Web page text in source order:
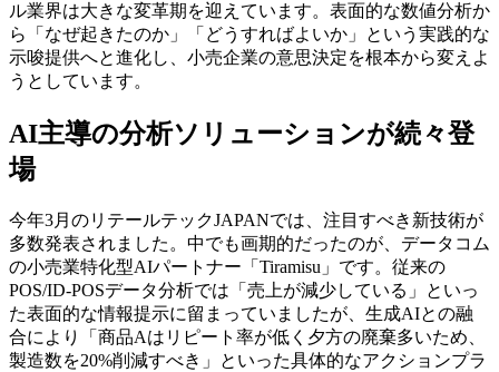
ル業界は大きな変革期を迎えています。表面的な数値分析か
ら「なぜ起きたのか」「どうすればよいか」という実践的な
示唆提供へと進化し、小売企業の意思決定を根本から変えよ
うとしています。
AI主導の分析ソリューションが続々登
場
今年3月のリテールテックJAPANでは、注目すべき新技術が
多数発表されました。中でも画期的だったのが、データコム
の小売業特化型AIパートナー「Tiramisu」です。従来の
POS/ID-POSデータ分析では「売上が減少している」といっ
た表面的な情報提示に留まっていましたが、生成AIとの融
合により「商品Aはリピート率が低く夕方の廃棄多いため、
製造数を20%削減すべき」といった具体的なアクションプラ